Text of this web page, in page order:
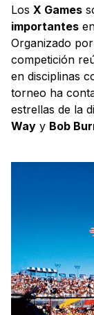
Los X Games
importantes
Organizado por
competición
en disciplinas
torneo ha
estrellas de la
Way y Bob